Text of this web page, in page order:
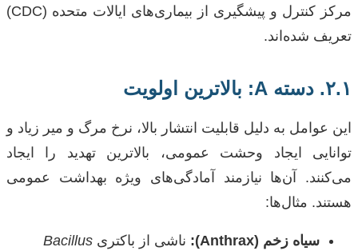
مرکز کنترل و پیشگیری از بیماری‌های ایالات متحده (CDC)
تعریف شده‌اند.
۲.۱. دسته A: بالاترین اولویت
این عوامل به دلیل قابلیت انتشار بالا، نرخ مرگ و میر زیاد و
توانایی ایجاد وحشت عمومی، بالاترین تهدید را ایجاد
می‌کنند. آن‌ها نیازمند آمادگی‌های ویژه بهداشت عمومی
هستند. مثال‌ها:
سیاه زخم (Anthrax): ناشی از باکتری Bacillus